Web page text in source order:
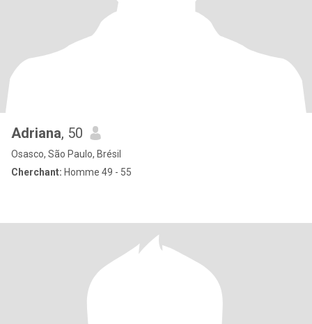
Adriana, 50
Osasco, São Paulo, Brésil
Cherchant: Homme 49 - 55